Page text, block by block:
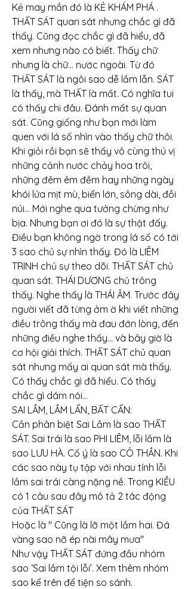
Kẻ may mắn đó là KẺ KHÁM PHÁ .
THẤT SÁT quan sát nhưng chắc gì đã
thấy. Cũng đọc chắc gì đã hiểu, đã
xem nhưng nào có biết. Thấy chữ
nhưng là chữ… nước ngoài. Từ đó
THẤT SÁT là ngôi sao dễ lầm lẫn. SÁT
là thấy, mà THẤT là mất. Có nghĩa tui
có thấy chi đâu. Đánh mất sự quan
sát. Cũng giống như bạn mới làm
quen với lá số nhìn vào thấy chữ thôi.
Khi giỏi rồi bạn sẽ thấy vô cùng thú vị
những cảnh nước chảy hoa trôi,
những đêm êm đềm hay những ngày
khói lửa mịt mù, biển lớn, sông dài, đồi
núi… Mới nghe qua tưởng chừng như
bịa. Nhưng bạn ơi đó là sự thật đấy.
Điều bạn không ngờ trong lá số có tới
3 sao chủ sự nhìn thấy. Đó là LIÊM
TRINH chủ sự theo dõi. THẤT SÁT chủ
quan sát. THÁI DƯƠNG chủ trông
thấy. Nghe thấy là THÁI ÂM. Trước đây
người viết đã từng ởm ờ khi viết những
điều trông thấy mà đau đớn lòng, đến
những điều nghe thấy… và bây giờ là
cơ hội giải thích. THẤT SÁT chủ quan
sát nhưng mấy ai quan sát mà thấy.
Có thấy chắc gì đã hiểu. Có thấy
chắc gì dám nói…
SAI LẦM, LẦM LẨN, BẤT CẨN:
Cần phân biệt Sai Lầm là sao THẤT
SÁT. Sai trái là sao PHI LIÊM, lỗi lầm là
sao LƯU HÀ. Cố ý là sao CÔ THẦN. Khi
các sao này tụ tập với nhau tính lỗi
lầm sai trái càng nặng nề. Trong KIỀU
có 1 câu sau đây mô tả 2 tác động
của THẤT SÁT
Hoặc là " Cũng là lỡ một lầm hai. Đá
vàng sao nỡ ép nài mây mưa"
Như vậy THẤT SÁT đứng đầu nhóm
sao ‘Sai lầm tội lỗi’. Xem thêm nhóm
sao kể trên để tiện so sánh.